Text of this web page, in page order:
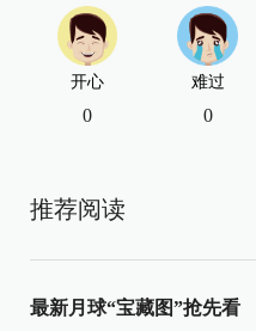
开心
0
难过
0
推荐阅读
最新月球“宝藏图”抢先看